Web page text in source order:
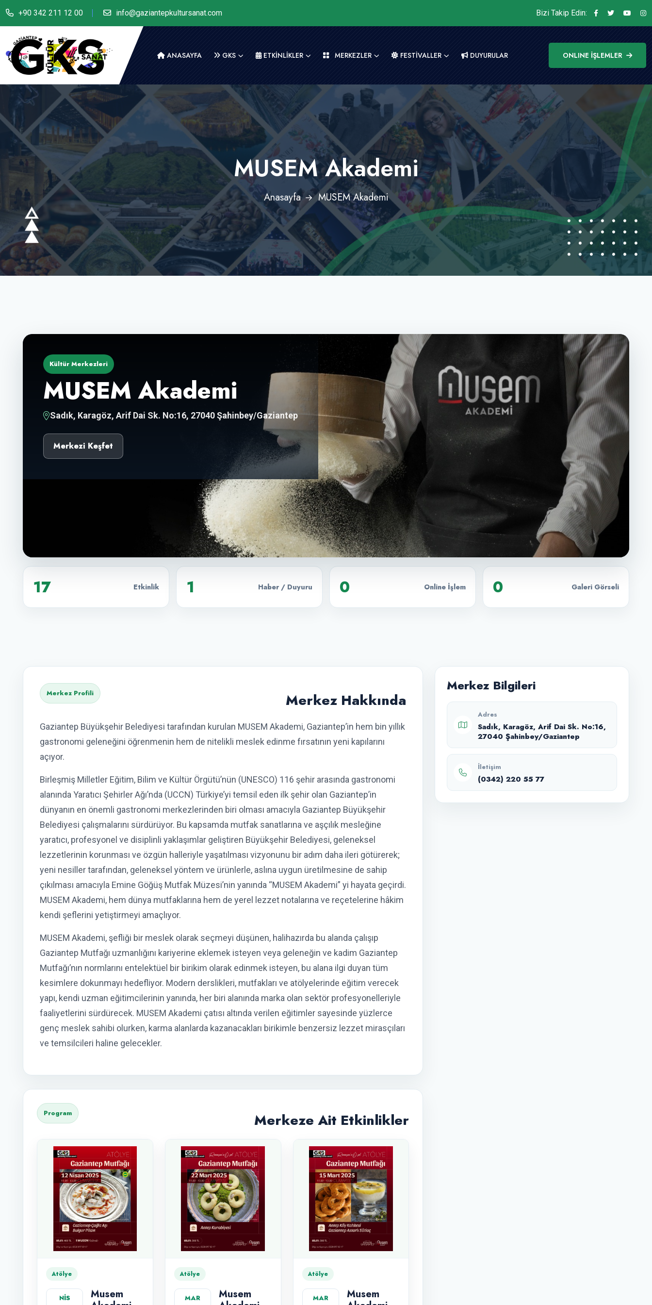
+90 342 211 12 00 info@gaziantepkultursanat.com Bizi Takip Edin:
ANASAYFA GKS ETKİNLİKLER MERKEZLER FESTİVALLER DUYURULAR ONLINE İŞLEMLER
MUSEM Akademi
Anasayfa MUSEM Akademi
Kültür Merkezleri
MUSEM Akademi
Sadık, Karagöz, Arif Dai Sk. No:16, 27040 Şahinbey/Gaziantep
Merkezi Keşfet
17 Etkinlik 1 Haber / Duyuru 0 Online İşlem 0 Galeri Görseli
Merkez Profili Merkez Hakkında
Gaziantep Büyükşehir Belediyesi tarafından kurulan MUSEM Akademi, Gaziantep’in hem bin yıllık
gastronomi geleneğini öğrenmenin hem de nitelikli meslek edinme fırsatının yeni kapılarını
açıyor.
Birleşmiş Milletler Eğitim, Bilim ve Kültür Örgütü’nün (UNESCO) 116 şehir arasında gastronomi
alanında Yaratıcı Şehirler Ağı’nda (UCCN) Türkiye’yi temsil eden ilk şehir olan Gaziantep’in
dünyanın en önemli gastronomi merkezlerinden biri olması amacıyla Gaziantep Büyükşehir
Belediyesi çalışmalarını sürdürüyor. Bu kapsamda mutfak sanatlarına ve aşçılık mesleğine
yaratıcı, profesyonel ve disiplinli yaklaşımlar geliştiren Büyükşehir Belediyesi, geleneksel
lezzetlerinin korunması ve özgün halleriyle yaşatılması vizyonunu bir adım daha ileri götürerek;
yeni nesiller tarafından, geleneksel yöntem ve ürünlerle, aslına uygun üretilmesine de sahip
çıkılması amacıyla Emine Göğüş Mutfak Müzesi’nin yanında “MUSEM Akademi” yi hayata geçirdi.
MUSEM Akademi, hem dünya mutfaklarına hem de yerel lezzet notalarına ve reçetelerine hâkim
kendi şeflerini yetiştirmeyi amaçlıyor.
MUSEM Akademi, şefliği bir meslek olarak seçmeyi düşünen, halihazırda bu alanda çalışıp
Gaziantep Mutfağı uzmanlığını kariyerine eklemek isteyen veya geleneğin ve kadim Gaziantep
Mutfağı’nın normlarını entelektüel bir birikim olarak edinmek isteyen, bu alana ilgi duyan tüm
kesimlere dokunmayı hedefliyor. Modern derslikleri, mutfakları ve atölyelerinde eğitim verecek
yapı, kendi uzman eğitimcilerinin yanında, her biri alanında marka olan sektör profesyonelleriyle
faaliyetlerini sürdürecek. MUSEM Akademi çatısı altında verilen eğitimler sayesinde yüzlerce
genç meslek sahibi olurken, karma alanlarda kazanacakları birikimle benzersiz lezzet mirasçıları
ve temsilcileri haline gelecekler.
Program Merkeze Ait Etkinlikler
Atölye
NİS
Musem
Atölye
MAR
Musem
Atölye
MAR
Musem
Merkez Bilgileri
Adres
Sadık, Karagöz, Arif Dai Sk. No:16,
27040 Şahinbey/Gaziantep
İletişim
(0342) 220 55 77